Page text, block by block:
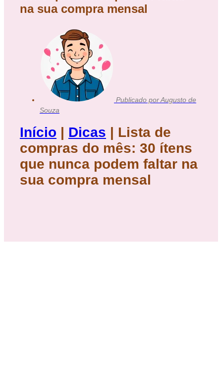
na sua compra mensal
Publicado porAugusto de
Souza
Início Dicas
Lista de
compras do mês: 30 ítens
que nunca podem faltar na
sua compra mensal